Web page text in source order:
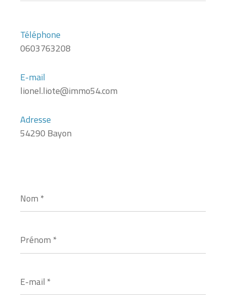
Téléphone
0603763208
E-mail
lionel.liote@immo54.com
Adresse
54290 Bayon
*
*
mail
*